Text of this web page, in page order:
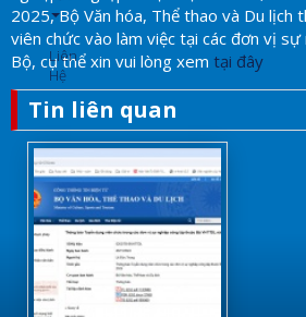
Liên
Hệ
2025, Bộ Văn hóa, Thể thao và Du lịch
viên chức vào làm việc tại các đơn vị
Bộ, cụ thể xin vui lòng xem tại đây
Tin liên quan